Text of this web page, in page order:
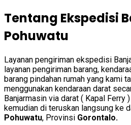
Tentang Ekspedisi
Pohuwatu
Layanan pengiriman ekspedisi
layanan pengiriman barang,
barang pindahan rumah yang kami
menggunakan kendaraan darat
Banjarmasin via darat ( Kapal Ferry
kemudian di teruskan langsung ke
Pohuwatu, Provinsi Gorontalo.